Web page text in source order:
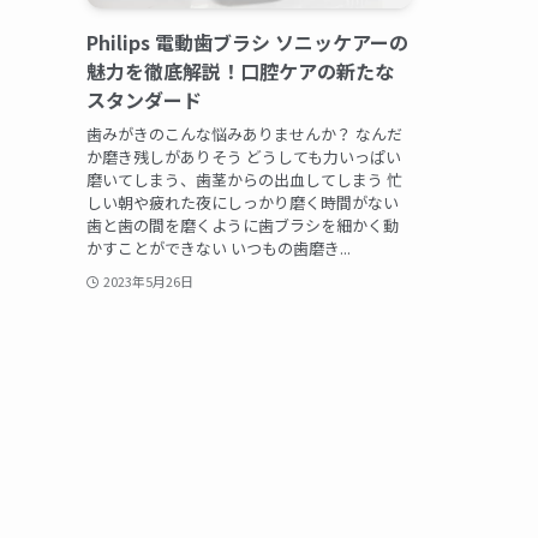
Philips 電動歯ブラシ ソニッケアーの
魅力を徹底解説！口腔ケアの新たな
スタンダード
歯みがきのこんな悩みありませんか？ なんだ
か磨き残しがありそう どうしても力いっぱい
磨いてしまう、歯茎からの出血してしまう 忙
しい朝や疲れた夜にしっかり磨く時間がない
歯と歯の間を磨くように歯ブラシを細かく動
かすことができない いつもの歯磨き...
2023年5月26日